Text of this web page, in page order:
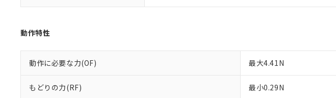
動作特性
動作に必要な力(OF) 最大4.41N
もどりの力(RF) 最小0.29N